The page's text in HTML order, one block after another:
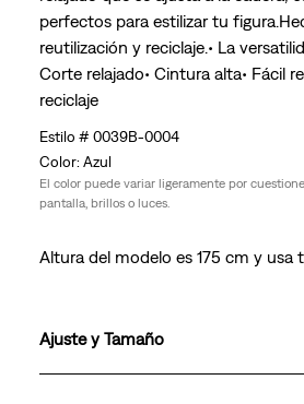
perfectos para estilizar tu
reutilización y reciclaje.• La
Corte relajado• Cintura alta• Fácil
reciclaje
0039B-0004
Azul
El color puede variar ligeramente por
pantalla, brillos o luces.
Altura del modelo es 175 cm y usa
Ajuste y Tamaño